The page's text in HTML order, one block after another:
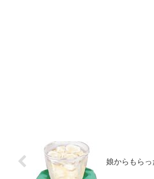
娘からもら